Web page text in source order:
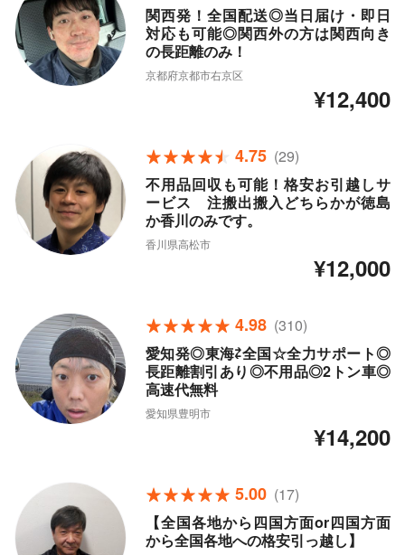
関西発！全国配送◎当日届け・即日
対応も可能◎関西外の方は関西向き
の長距離のみ！
京都府京都市右京区
¥12,400
4.75 (29)
不用品回収も可能！格安お引越しサ
ービス 注搬出搬入どちらかが徳島
か香川のみです。
香川県高松市
¥12,000
4.98 (310)
愛知発◎東海⇄全国☆全力サポート◎
長距離割引あり◎不用品◎2トン車◎
高速代無料
愛知県豊明市
¥14,200
5.00 (17)
【全国各地から四国方面or四国方面
から全国各地への格安引っ越し】